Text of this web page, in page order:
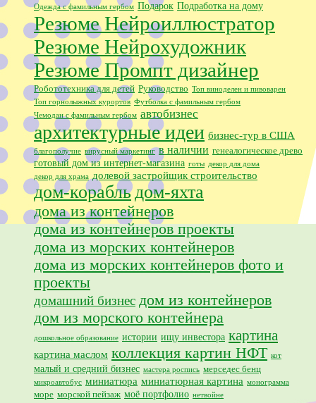
Одежда с фамильным гербом Подарок Подработка на дому
Резюме Нейроиллюстратор
Резюме Нейрохудожник
Резюме Промпт дизайнер
Робототехника для детей Руководство Топ виноделен и пивоварен
Топ горнолыжных курортов Футболка с фамильным гербом
Чемодан с фамильным гербом автобизнес
архитектурные идеи бизнес-тур в США
благополучие вирусный маркетинг в наличии генеалогическое древо
готовый дом из интернет-магазина готы декор для дома
декор для храма долевой застройщик строительство
дом-корабльдом-яхта
дома из контейнеров
дома из контейнеров проекты
дома из морских контейнеров
дома из морских контейнеров фото и
проекты
домашний бизнес дом из контейнеров
дом из морского контейнера
дошкольное образование истории ищу инвестора картина
картина маслом коллекция картин НФТ кот
малый и средний бизнес мастера роспись мерседес бенц
микроавтобус миниатюра миниатюрная картина монограмма
море морской пейзаж моё портфолио нетвойне